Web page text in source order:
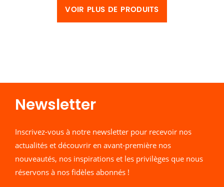
VOIR PLUS DE PRODUITS
Newsletter​
Inscrivez-vous à notre newsletter pour recevoir nos
actualités et découvrir en avant-première nos
nouveautés, nos inspirations et les privilèges que nous
réservons à nos fidèles abonnés !